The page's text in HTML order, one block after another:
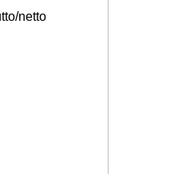
netto